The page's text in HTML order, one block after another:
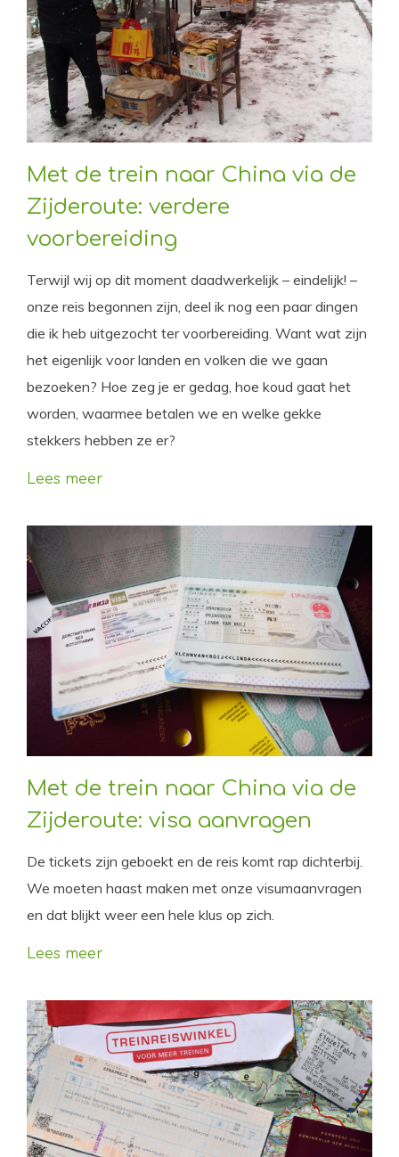
Met de trein naar China via de
Zijderoute: verdere
voorbereiding
Terwijl wij op dit moment daadwerkelijk – eindelijk! –
onze reis begonnen zijn, deel ik nog een paar dingen
die ik heb uitgezocht ter voorbereiding. Want wat zijn
het eigenlijk voor landen en volken die we gaan
bezoeken? Hoe zeg je er gedag, hoe koud gaat het
worden, waarmee betalen we en welke gekke
stekkers hebben ze er?
Lees meer
Met de trein naar China via de
Zijderoute: visa aanvragen
De tickets zijn geboekt en de reis komt rap dichterbij.
We moeten haast maken met onze visumaanvragen
en dat blijkt weer een hele klus op zich.
Lees meer